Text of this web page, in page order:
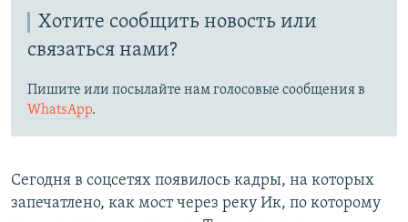
Хотите сообщить новость или
связаться нами?
Пишите или посылайте нам голосовые сообщения в
WhatsApp.
Сегодня в соцсетях появилось кадры, на которых
запечатлено, как мост через реку Ик, по которому